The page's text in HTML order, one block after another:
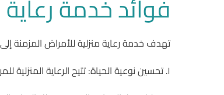
فوائد خدمة
تهدف خدمة رعاية منزلية للأمراض المزمنة
١. تحسين نوعية الحياة: تتيح الرعاية المنزلية للمريض الاستمتاع بوقته مع العائلة والأصدقاء في بيئة مريحة ومألوفة.